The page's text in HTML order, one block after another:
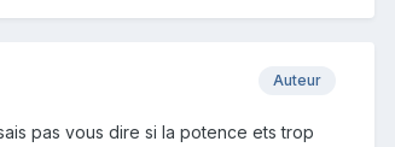
Auteur
pas vous dire si la potence ets trop